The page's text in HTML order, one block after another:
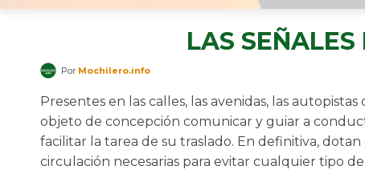
LAS
Por Mochilero.info
Presentes en las calles, las avenidas, las
objeto de concepción comunicar y guiar a
facilitar la tarea de su traslado. En definitiva,
circulación necesarias para evitar cualquier tipo